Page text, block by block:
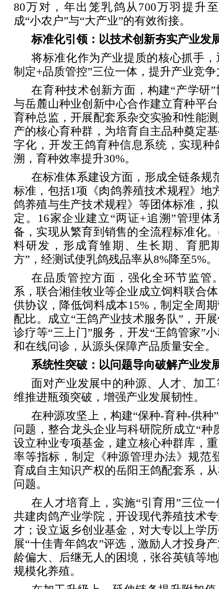
80万对，年出笼乳鸽从700万羽提升
成“小农户”与“大产业”的有效衔接。
标准化引领：以技术创新夯实产业发
将标准化作为产业提质的核心抓手
制定+品质管控”三位一体，提升产业竞争
在育种技术创新方面，构建“产学研
与岳麓山种业创新中心合作建立育种平
育种总监，开展配套系杂交实验和性能
产的核心育种群，为培育自主品种奠定
字化，开发王鸽育种信息系统，实现种
溯，育种效率提升30%。
在标准体系建设方面，形成全链条规
标准，包括1项《肉鸽养殖技术规程》地
鸽养殖与生产技术规程》等团体标准，
定。16家企业建立“两证+追溯”管理体
备，实现从繁育到销售的全流程标准化
料研发，形成育雏期、生长期、育肥
方”，经测试使乳鸽残品率从8%降至5%。
在品质管控方面，强化全环节监管
系，联合湘佳牧业等企业成立饲料联合
供协议，降低饲料成本15%，制定全周
配比。成立“王鸽产业技术服务队”，开
诊疗等“三上门”服务，开发“王鸽管家”
和在线问诊，从源头保障产品质量安全。
系统性突破：以问题导向破解产业发
面对产业发展中的种源、人才、加
维推进瓶颈突破，增强产业发展韧性。
在种源攻坚上，构建“保种-育种-供种
问题，整合龙头企业与科研院所成立“种
设立种业专项基金，建立核心种群库，
率等指标，制定《种源管理办法》规范
育成自主知识产权的岳阳王鸽配套系，
问题。
在人才培育上，实施“引育用”三位
共建肉鸽产业学院，开设现代养殖技术
才；设立返乡创业基金，对大专以上学
展“十佳青年鸽农”评选，激励人才投身
龄偏大、后继无人的困境，张谷英镇等
规模化养殖。